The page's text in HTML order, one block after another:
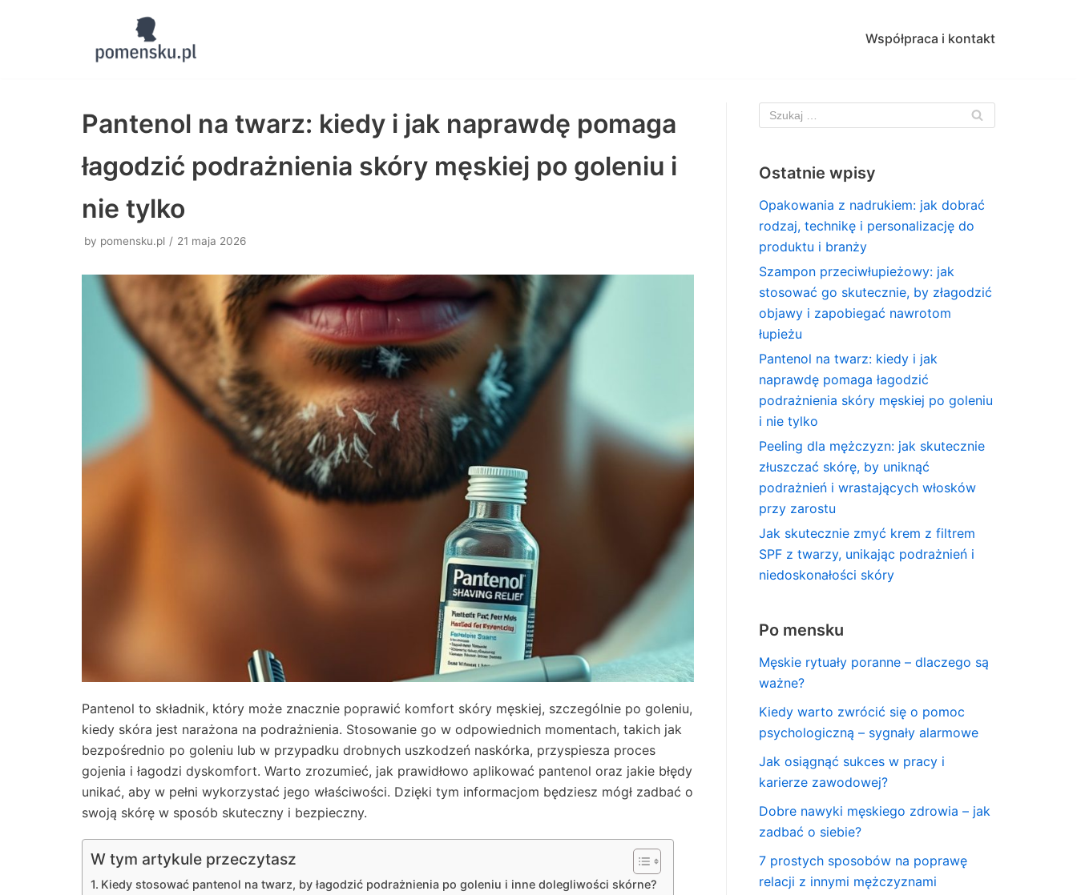
Współpraca i kontakt
Pantenol na twarz: kiedy i jak naprawdę pomaga
łagodzić podrażnienia skóry męskiej po goleniu i
nie tylko
by pomensku.pl 21 maja 2026
Pantenol to składnik, który może znacznie poprawić komfort skóry męskiej, szczególnie po goleniu,
kiedy skóra jest narażona na podrażnienia. Stosowanie go w odpowiednich momentach, takich jak
bezpośrednio po goleniu lub w przypadku drobnych uszkodzeń naskórka, przyspiesza proces
gojenia i łagodzi dyskomfort. Warto zrozumieć, jak prawidłowo aplikować pantenol oraz jakie błędy
unikać, aby w pełni wykorzystać jego właściwości. Dzięki tym informacjom będziesz mógł zadbać o
swoją skórę w sposób skuteczny i bezpieczny.
W tym artykule przeczytasz
Kiedy stosować pantenol na twarz, by łagodzić podrażnienia po goleniu i inne dolegliwości skórne?
Ostatnie wpisy
Opakowania z nadrukiem: jak dobrać
rodzaj, technikę i personalizację do
produktu i branży
Szampon przeciwłupieżowy: jak
stosować go skutecznie, by złagodzić
objawy i zapobiegać nawrotom
łupieżu
Pantenol na twarz: kiedy i jak
naprawdę pomaga łagodzić
podrażnienia skóry męskiej po goleniu
i nie tylko
Peeling dla mężczyzn: jak skutecznie
złuszczać skórę, by uniknąć
podrażnień i wrastających włosków
przy zarostu
Jak skutecznie zmyć krem z filtrem
SPF z twarzy, unikając podrażnień i
niedoskonałości skóry
Po mensku
Męskie rytuały poranne – dlaczego są
ważne?
Kiedy warto zwrócić się o pomoc
psychologiczną – sygnały alarmowe
Jak osiągnąć sukces w pracy i
karierze zawodowej?
Dobre nawyki męskiego zdrowia – jak
zadbać o siebie?
7 prostych sposobów na poprawę
relacji z innymi mężczyznami